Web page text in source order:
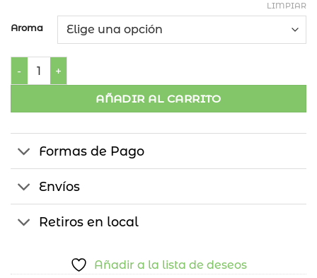
Aroma
LIMPIAR
Sahumerios En Polvo - Aromanza cantidad
AÑADIR AL CARRITO
Formas de Pago
Envíos
Retiros en local
Añadir a la lista de deseos